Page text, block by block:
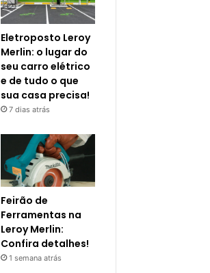
Eletroposto Leroy
Merlin: o lugar do
seu carro elétrico
e de tudo o que
sua casa precisa!
7 dias atrás
Feirão de
Ferramentas na
Leroy Merlin:
Confira detalhes!
1 semana atrás